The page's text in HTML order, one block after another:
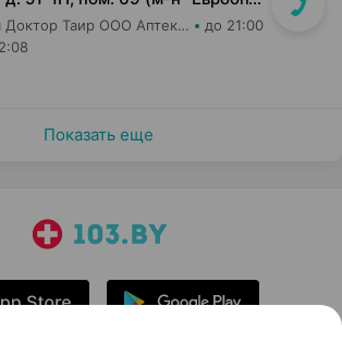
Планета Здоровья Доктор Таир ООО Аптека №8 до 21:00
Показать еще